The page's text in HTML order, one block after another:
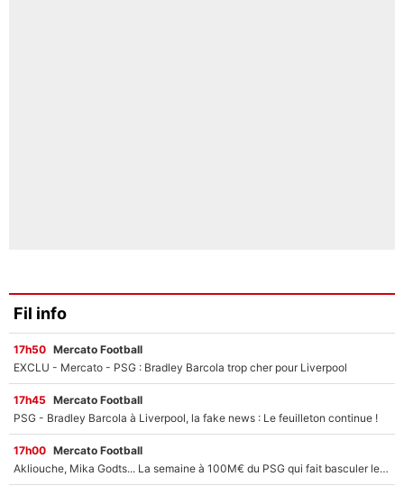
Fil info
17h50 Mercato Football
EXCLU - Mercato - PSG : Bradley Barcola trop cher pour Liverpool
17h45 Mercato Football
PSG - Bradley Barcola à Liverpool, la fake news : Le feuilleton continue !
17h00 Mercato Football
Akliouche, Mika Godts... La semaine à 100M€ du PSG qui fait basculer le mercato du PSG !